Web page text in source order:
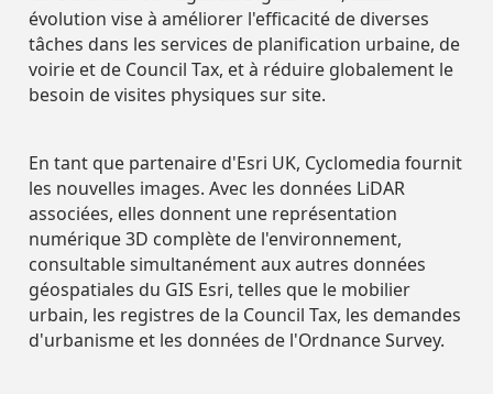
Partenaires
Développement
L'équipe De
Direction
Sécurité Des
Routes
évolution vise à améliorer l'efficacité de diverses
tâches dans les services de planification urbaine, de
voirie et de Council Tax, et à réduire globalement le
besoin de visites physiques sur site.
En tant que partenaire d'Esri UK, Cyclomedia fournit
les nouvelles images. Avec les données LiDAR
associées, elles donnent une représentation
numérique 3D complète de l'environnement,
consultable simultanément aux autres données
géospatiales du GIS Esri, telles que le mobilier
urbain, les registres de la Council Tax, les demandes
d'urbanisme et les données de l'Ordnance Survey.
Calendrier Des
Collectes
Développement
Durable
L'équipe De
Direction
Télécommunications
Sécurité Des
Piétons
Sécurité Des
API
Calendrier Des
Collectes
Développement
Durable
L'équipe De
Direction
Télécommunications
Sécurité Des
Piétons
Sécurité Des
API